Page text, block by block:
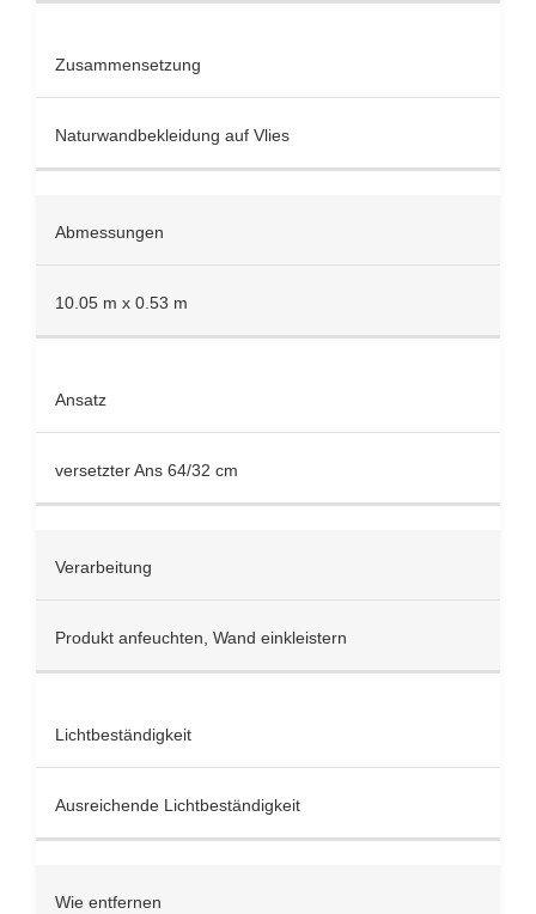
Zusammensetzung
Naturwandbekleidung auf Vlies
Abmessungen
10.05 m x 0.53 m
Ansatz
versetzter Ans 64/32 cm
Verarbeitung
Produkt anfeuchten, Wand einkleistern
Lichtbeständigkeit
Ausreichende Lichtbeständigkeit
Wie entfernen